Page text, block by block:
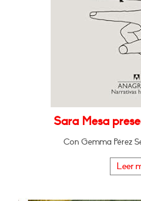
Sara Mesa
Con Gemma Pérez
Leer